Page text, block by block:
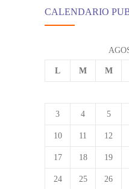
CALENDARIO
L M M
3 4 5
10 11 12
17 18 19
24 25 26